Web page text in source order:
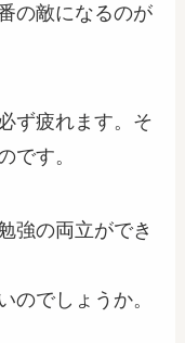
の敵になるのが
ず疲れます。そ
です。
強の両立ができ
のでしょうか。